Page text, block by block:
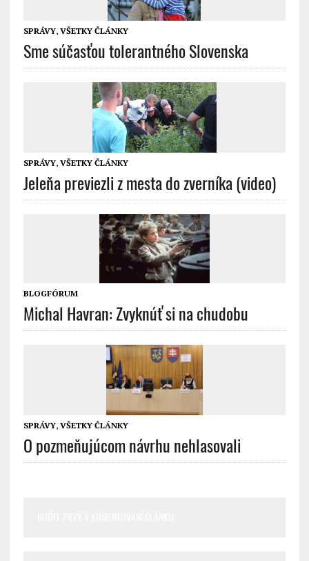
SPRÁVY, VŠETKY ČLÁNKY
Sme súčasťou tolerantného Slovenska
SPRÁVY, VŠETKY ČLÁNKY
Jeleňa previezli z mesta do zverníka (video)
BLOGFÓRUM
Michal Havran: Zvyknúť si na chudobu
SPRÁVY, VŠETKY ČLÁNKY
O pozmeňujúcom návrhu nehlasovali